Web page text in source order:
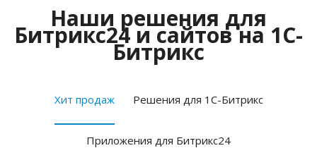
Наши решения для
Битрикс24 и сайтов на 1С-
Битрикс
Хит продаж Решения для 1С-Битрикс
Приложения для Битрикс24